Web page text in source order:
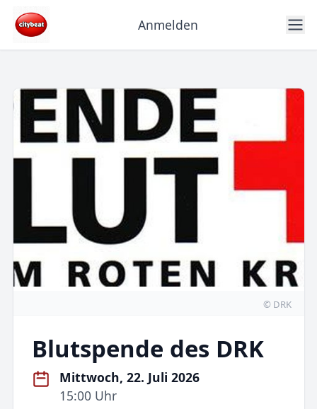
Anmelden
© DRK
Blutspende des DRK
Mittwoch, 22. Juli 2026
15:00 Uhr